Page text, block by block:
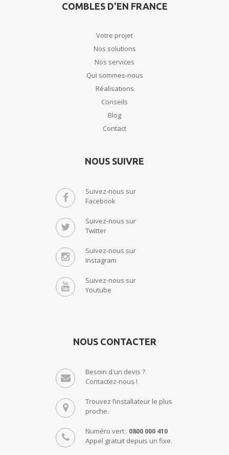
COMBLES D'EN FRANCE
Votre projet
Nos solutions
Nos services
Qui sommes-nous
Réalisations
Conseils
Blog
Contact
NOUS SUIVRE
Suivez-nous sur
Facebook
Suivez-nous sur
Twitter
Suivez-nous sur
Instagram
Suivez-nous sur
Youtube
NOUS CONTACTER
Besoin d'un devis ?
Contactez-nous !
Trouvez l’installateur le plus
proche.
Numéro vert : 0800 000 410
Appel gratuit depuis un fixe.